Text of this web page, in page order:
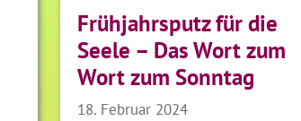
Frühjahrsputz für die
Seele – Das Wort zum
Wort zum Sonntag
18. Februar 2024